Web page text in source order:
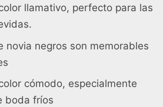
llamativo, perfecto para las
novia negros son memorables
cómodo, especialmente
boda fríos